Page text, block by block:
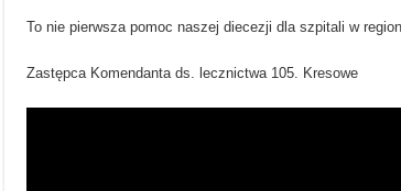
To nie pierwsza pomoc naszej diecezji dla szpitali w
Zastępca Komendanta ds. lecznictwa 105. Kresowe